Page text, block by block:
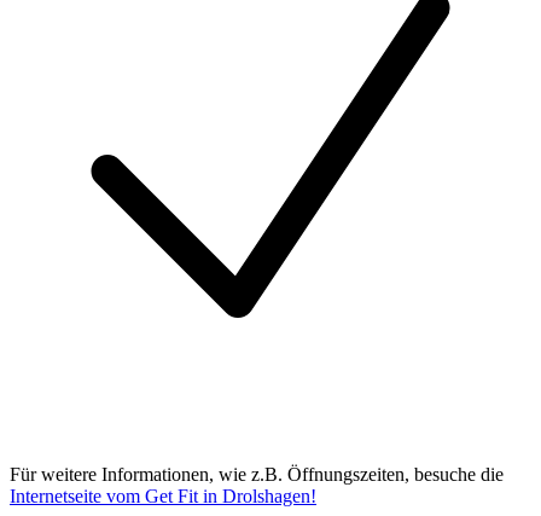
Für weitere Informationen, wie z.B. Öffnungszeiten, besuche die
Internetseite vom Get Fit in Drolshagen!